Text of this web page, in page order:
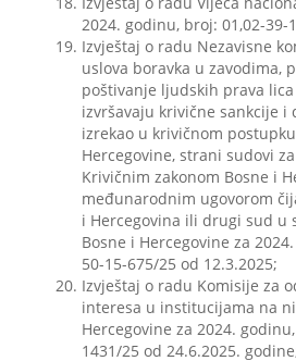
2024. godinu, broj: 01,02-39-
Izvještaj o radu Nezavisne
uslova boravka u zavodima,
poštivanje ljudskih prava
izvršavaju krivične sankcije i
izrekao u krivičnom
Hercegovine, strani sudovi
Krivičnim zakonom Bosne i
međunarodnim ugovorom
i Hercegovina ili drugi sud u
Bosne i Hercegovine za
50-15-675/25 od 12.3.2025;
Izvještaj o radu Komisije za
interesa u institucijama na
Hercegovine za 2024.
1431/25 od 24.6.2025.